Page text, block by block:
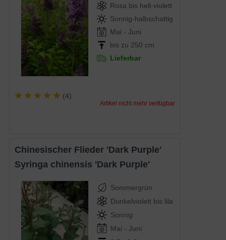
Rosa bis hell-violett
Sonnig-halbschattig
Mai - Juni
bis zu 250 cm
Lieferbar
(4)
Artikel nicht mehr verfügbar
Chinesischer Flieder 'Dark Purple'
Syringa chinensis 'Dark Purple'
Sommergrün
Dunkelviolett bis lila
Sonnig
Mai - Juni